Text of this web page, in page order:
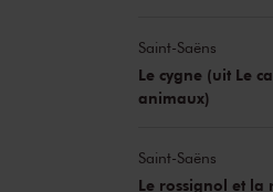
Saint-Saëns
Le cygne (uit Le
animaux)
Saint-Saëns
Le rossignol et la